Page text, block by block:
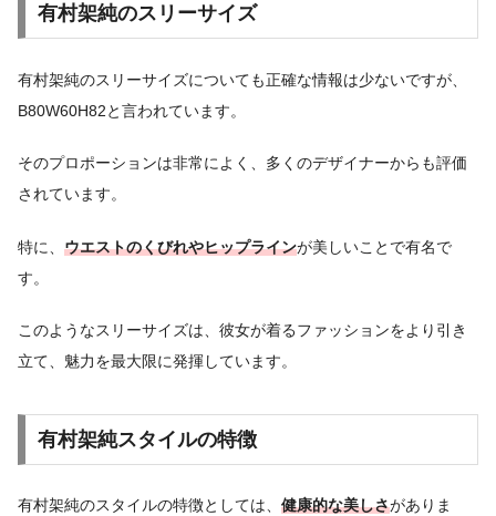
有村架純のスリーサイズ
有村架純のスリーサイズについても正確な情報は少ないですが、
B80W60H82と言われています。
そのプロポーションは非常によく、多くのデザイナーからも評価
されています。
特に、 ウエストのくびれやヒップラインが美しいことで有名で
す。
このようなスリーサイズは、彼女が着るファッションをより引き
立て、魅力を最大限に発揮しています。
有村架純スタイルの特徴
有村架純のスタイルの特徴としては、 健康的な美しさがありま